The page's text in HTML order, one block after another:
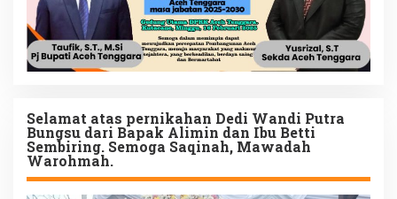
Selamat atas pernikahan Dedi Wandi Putra
Bungsu dari Bapak Alimin dan Ibu Betti
Sembiring. Semoga Saqinah, Mawadah
Warohmah.